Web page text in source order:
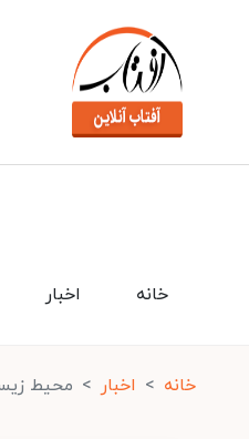
اخبار خانه
خانه اخبار محیط